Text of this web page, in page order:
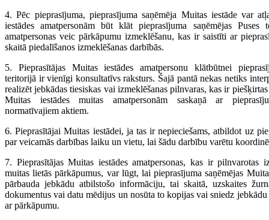
4. Pēc pieprasījuma, pieprasījuma saņēmēja Muitas iestāde var
iestādes amatpersonām būt klāt pieprasījuma saņēmējas
amatpersonas veic pārkāpumu izmeklēšanu, kas ir saistīti ar
skaitā piedalīšanos izmeklēšanas darbībās.
5. Pieprasītājas Muitas iestādes amatpersonu klātbūtnei
teritorijā ir vienīgi konsultatīvs raksturs. Šajā pantā nekas netiks
realizēt jebkādas tiesiskas vai izmeklēšanas pilnvaras, kas ir
Muitas iestādes muitas amatpersonām saskaņā ar
normatīvajiem aktiem.
6. Pieprasītājai Muitas iestādei, ja tas ir nepieciešams, atbildot uz
par veicamās darbības laiku un vietu, lai šādu darbību varētu
7. Pieprasītājas Muitas iestādes amatpersonas, kas ir pilnvarotas
muitas lietās pārkāpumus, var lūgt, lai pieprasījuma saņēmējas
pārbauda jebkādu atbilstošo informāciju, tai skaitā, uzskaites
dokumentus vai datu mēdijus un nosūta to kopijas vai sniedz
ar pārkāpumu.